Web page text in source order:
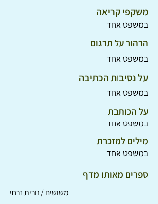
משקפי קריאה
במשפט אחד
הרהור על תרגום
במשפט אחד
על נסיבות הכתיבה
במשפט אחד
על הכותבת
במשפט אחד
מילים למזכרת
במשפט אחד
ספרים מאותו מדף
משושים / נורית זרחי